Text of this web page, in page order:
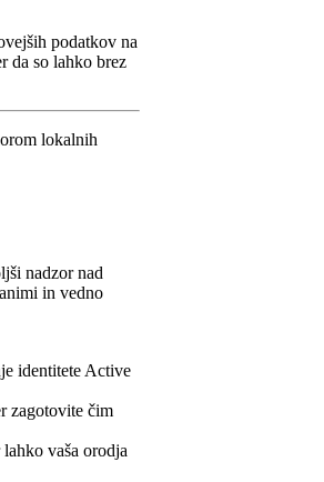
podatkov na
da so lahko brez
lokalnih
nadzor nad
in vedno
identitete Active
zagotovite čim
vaša orodja